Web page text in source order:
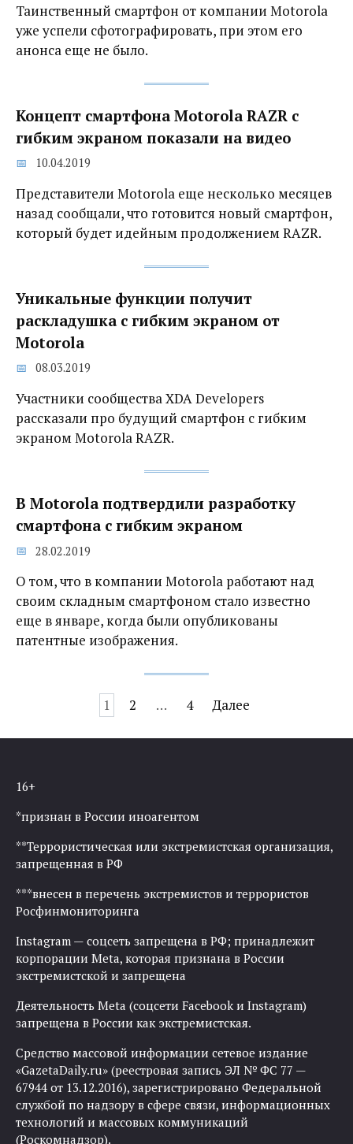
Таинственный смартфон от компании Motorola
уже успели сфотографировать, при этом его
анонса еще не было.
Концепт смартфона Motorola RAZR с
гибким экраном показали на видео
10.04.2019
Представители Motorola еще несколько месяцев
назад сообщали, что готовится новый смартфон,
который будет идейным продолжением RAZR.
Уникальные функции получит
раскладушка с гибким экраном от
Motorola
08.03.2019
Участники сообщества XDA Developers
рассказали про будущий смартфон с гибким
экраном Motorola RAZR.
В Motorola подтвердили разработку
смартфона с гибким экраном
28.02.2019
О том, что в компании Motorola работают над
своим складным смартфоном стало известно
еще в январе, когда были опубликованы
патентные изображения.
записям
1 2 … 4 Далее
16+
*признан в России иноагентом
**Террористическая или экстремистская организация,
запрещенная в РФ
***внесен в перечень экстремистов и террористов
Росфинмониторинга
Instagram — соцсеть запрещена в РФ; принадлежит
корпорации Meta, которая признана в России
экстремистской и запрещена
Деятельность Meta (соцсети Facebook и Instagram)
запрещена в России как экстремистская.
Средство массовой информации сетевое издание
«GazetaDaily.ru» (реестровая запись ЭЛ № ФС 77 —
67944 от 13.12.2016), зарегистрировано Федеральной
службой по надзору в сфере связи, информационных
технологий и массовых коммуникаций
(Роскомнадзор).